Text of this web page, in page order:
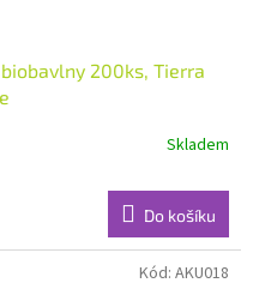
200ks, Tierra
Skladem
Do košíku
Kód: AKU018